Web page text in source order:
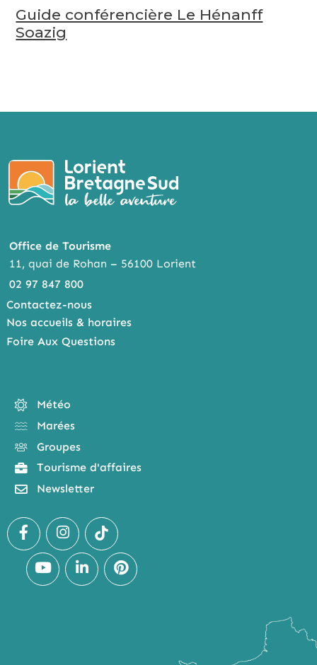
Guide conférencière Le Hénanff
Soazig
Office de Tourisme
11, quai de Rohan – 56100 Lorient
02 97 847 800
Contactez-nous
Nos accueils & horaires
Foire Aux Questions
Météo
Marées
Groupes
Tourisme d'affaires
Newsletter